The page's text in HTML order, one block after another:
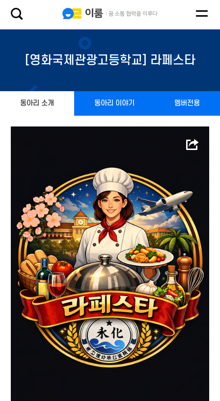
[영화국제관광고등학교] 라페스타
동아리 소개 동아리 이야기 멤버전용